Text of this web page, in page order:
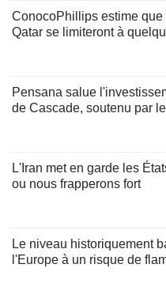
ConocoPhillips estime que
Qatar se limiteront à
Pensana salue
de Cascade, soutenu par
L'Iran met en garde les
ou nous frapperons fort
Le niveau historiquement
l'Europe à un risque de